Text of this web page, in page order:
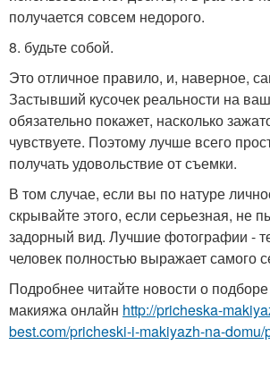
получается совсем недорого.
8. будьте собой.
Это отличное правило, и, наверное,
Застывший кусочек реальности на
обязательно покажет, насколько
чувствуете. Поэтому лучше всего
получать удовольствие от съемки.
В том случае, если вы по натуре
скрывайте этого, если серьезная, не
задорный вид. Лучшие фотографии -
человек полностью выражает самого
Подробнее читайте новости о
макияжа онлайн http://pricheska-
best.com/pricheski-i-makiyazh-na-domu/